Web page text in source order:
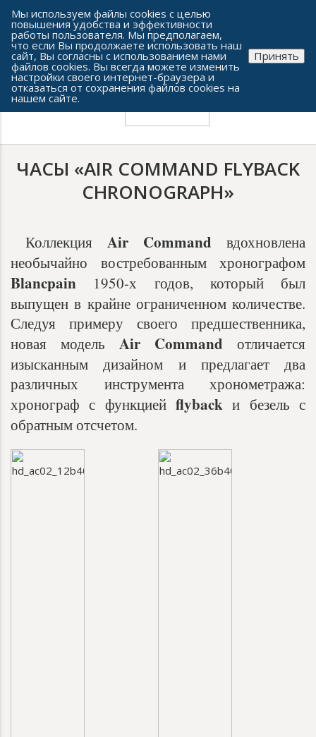
Сеть часовых салонов г. Челябинска
ЧАСЫ «AIR COMMAND FLYBACK
CHRONOGRAPH»
Коллекция Air Command вдохновлена
необычайно востребованным хронографом
Blancpain 1950-х годов, который был
выпущен в крайне ограниченном количестве.
Следуя примеру своего предшественника,
новая модель Air Command отличается
изысканным дизайном и предлагает два
различных инструмента хронометража:
хронограф с функцией flyback и безель с
обратным отсчетом.
Мы используем файлы cookies с целью
повышения удобства и эффективности
работы пользователя. Мы предполагаем,
что если Вы продолжаете использовать наш
сайт, Вы согласны с использованием нами
файлов cookies. Вы всегда можете изменить
настройки своего интернет-браузера и
отказаться от сохранения файлов cookies на
нашем сайте.
Принять